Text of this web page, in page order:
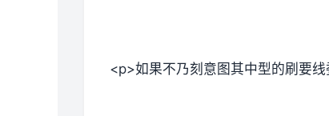
<p>如果不乃刻意图其中型的刷要